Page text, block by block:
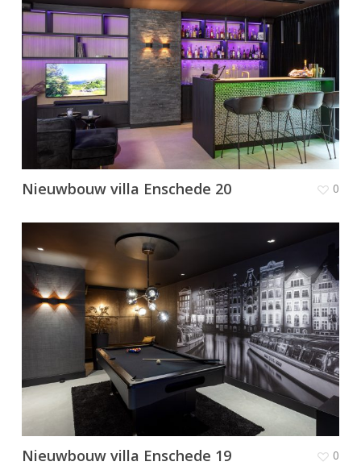
Nieuwbouw villa Enschede 20 0
Nieuwbouw villa Enschede 19 0